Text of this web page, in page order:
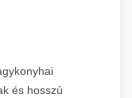
és hosszú